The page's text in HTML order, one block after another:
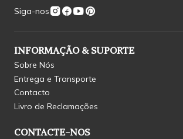
Siga-nos
INFORMAÇÃO & SUPORTE
Sobre Nós
Entrega e Transporte
Contacto
Livro de Reclamações
CONTACTE-NOS